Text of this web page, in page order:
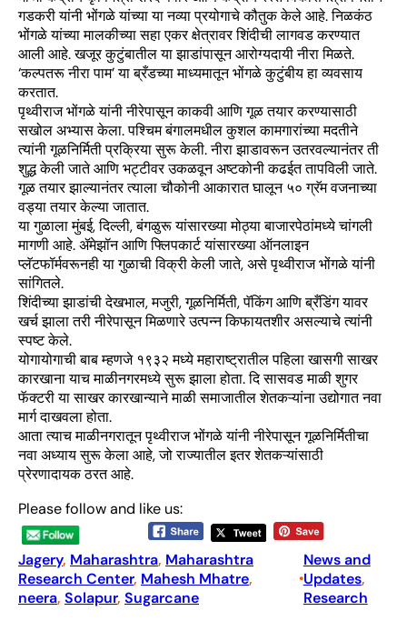
गडकरी यांनी भोंगळे यांच्या या नव्या प्रयोगाचे कौतुक केले आहे. निळकंठ
भोंगळे यांच्या मालकीच्या सहा एकर क्षेत्रावर शिंदीची लागवड करण्यात
आली आहे. खजूर कुटुंबातील या झाडांपासून आरोग्यदायी नीरा मिळते.
‘कल्पतरू नीरा पाम’ या ब्रँडच्या माध्यमातून भोंगळे कुटुंबीय हा व्यवसाय
करतात.
पृथ्वीराज भोंगळे यांनी नीरेपासून काकवी आणि गूळ तयार करण्यासाठी
सखोल अभ्यास केला. पश्चिम बंगालमधील कुशल कामगारांच्या मदतीने
त्यांनी गूळनिर्मिती प्रक्रिया सुरू केली. नीरा झाडावरून उतरवल्यानंतर ती
शुद्ध केली जाते आणि भट्टीवर उकळवून अष्टकोनी कढईत तापविली जाते.
गूळ तयार झाल्यानंतर त्याला चौकोनी आकारात घालून ५० ग्रॅम वजनाच्या
वड्या तयार केल्या जातात.
या गुळाला मुंबई, दिल्ली, बंगळुरू यांसारख्या मोठ्या बाजारपेठांमध्ये चांगली
मागणी आहे. ॲमेझॉन आणि फ्लिपकार्ट यांसारख्या ऑनलाइन
प्लॅटफॉर्मवरूनही या गुळाची विक्री केली जाते, असे पृथ्वीराज भोंगळे यांनी
सांगितले.
शिंदीच्या झाडांची देखभाल, मजुरी, गूळनिर्मिती, पॅकिंग आणि ब्रँडिंग यावर
खर्च झाला तरी नीरेपासून मिळणारे उत्पन्न किफायतशीर असल्याचे त्यांनी
स्पष्ट केले.
योगायोगाची बाब म्हणजे १९३२ मध्ये महाराष्ट्रातील पहिला खासगी साखर
कारखाना याच माळीनगरमध्ये सुरू झाला होता. दि सासवड माळी शुगर
फॅक्टरी या साखर कारखान्याने माळी समाजातील शेतकऱ्यांना उद्योगात नवा
मार्ग दाखवला होता.
आता त्याच माळीनगरातून पृथ्वीराज भोंगळे यांनी नीरेपासून गूळनिर्मितीचा
नवा अध्याय सुरू केला आहे, जो राज्यातील इतर शेतकऱ्यांसाठी
प्रेरणादायक ठरत आहे.
Please follow and like us:
Jagery, Maharashtra, Maharashtra
Research Center, Mahesh Mhatre
neera, Solapur, Sugarcane
•
News and
Updates
Research